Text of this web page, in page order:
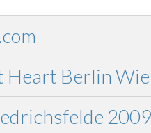
Berlin
2009